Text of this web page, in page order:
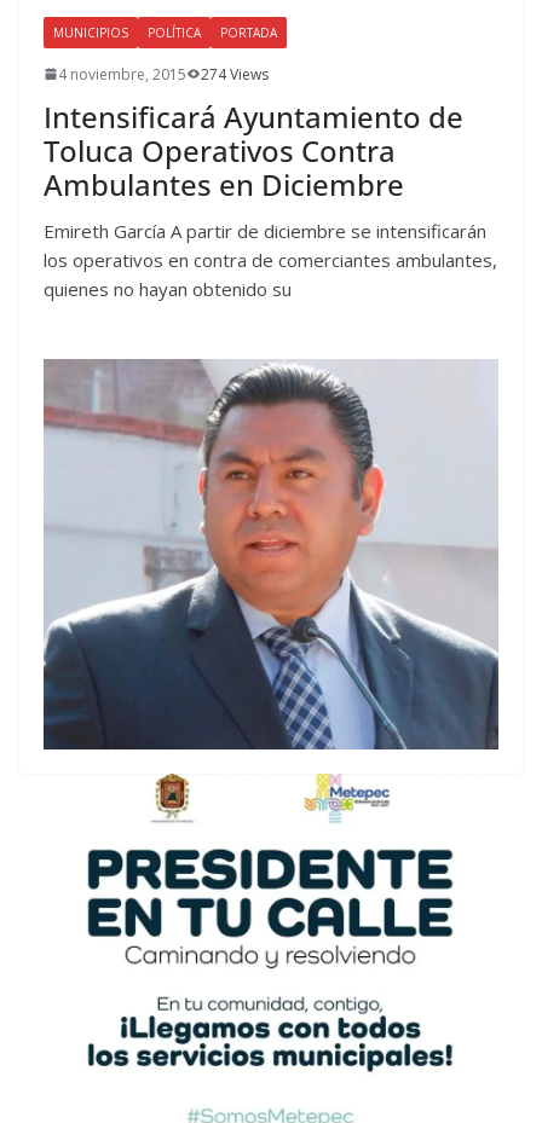
MUNICIPIOS POLÍTICA PORTADA
4 noviembre, 2015 274 Views
Intensificará Ayuntamiento de
Toluca Operativos Contra
Ambulantes en Diciembre
Emireth García A partir de diciembre se intensificarán
los operativos en contra de comerciantes ambulantes,
quienes no hayan obtenido su